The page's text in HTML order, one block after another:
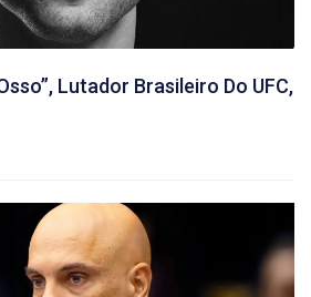
Lutador Brasileiro Do UFC,